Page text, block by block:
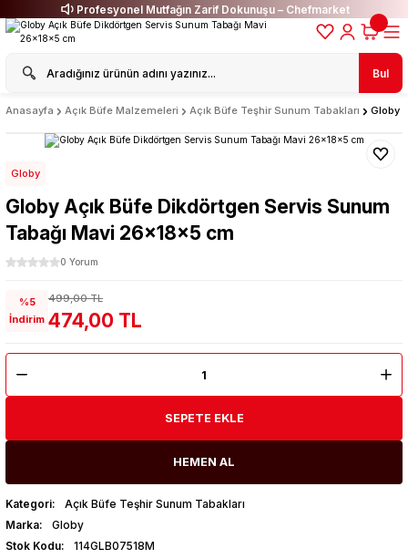
Profesyonel Mutfağın Zarif Dokunuşu – Chefmarket
Bul
Anasayfa Açık Büfe Malzemeleri Açık Büfe Teşhir Sunum Tabakları Globy
Globy
Globy Açık Büfe Dikdörtgen Servis Sunum
Tabağı Mavi 26x18x5 cm
0 Yorum
%5
İndirim
499,00 TL
474,00 TL
SEPETE EKLE
HEMEN AL
Kategori
Açık Büfe Teşhir Sunum Tabakları
Marka
Globy
Stok Kodu
114GLB07518M